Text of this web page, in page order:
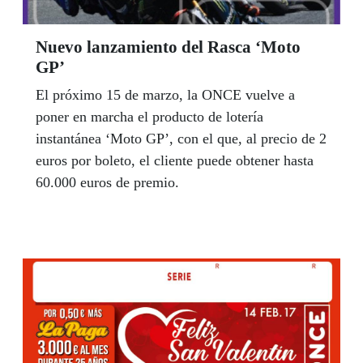
Nuevo lanzamiento del Rasca ‘Moto
GP’
El próximo 15 de marzo, la ONCE vuelve a
poner en marcha el producto de lotería
instantánea ‘Moto GP’, con el que, al precio de 2
euros por boleto, el cliente puede obtener hasta
60.000 euros de premio.